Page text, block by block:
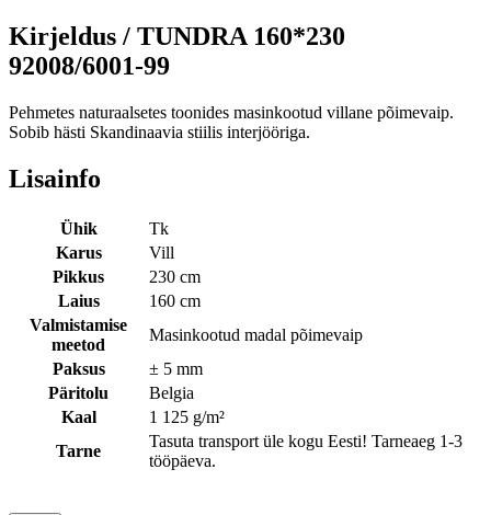
Kirjeldus / TUNDRA 160*230
92008/6001-99
Pehmetes naturaalsetes toonides masinkootud villane põimevaip.
Sobib hästi Skandinaavia stiilis interjööriga.
Lisainfo
Ühik
Tk
Karus
Vill
Pikkus
230 cm
Laius
160 cm
Valmistamise
meetod
Masinkootud madal põimevaip
Paksus
± 5 mm
Päritolu
Belgia
Kaal
1 125 g/m²
Tarne
Tasuta transport üle kogu Eesti! Tarneaeg 1-3
tööpäeva.